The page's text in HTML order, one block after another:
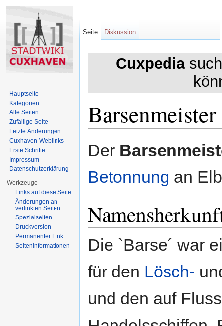
Cuxpedia
Barsenmeister
Der
Betonnung an
Die `Barse´ war
für den Lösch-
und den auf
Seite Diskussion
Hauptseite
Kategorien
Alle Seiten
Zufällige Seite
Letzte Änderungen
Cuxhaven-Weblinks
Erste Schritte
Impressum
Datenschutzerklärung
Werkzeuge
Links auf diese Seite
Änderungen an
verlinkten Seiten
Spezialseiten
Druckversion
Permanenter Link
Seiten­informationen